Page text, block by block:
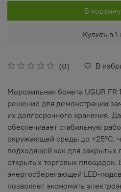
(0) В
В корзину
Купить в 1
Морозильная бонета UGUR FR
решение для демонстрации
их долгосрочного хранения.
обеспечивает стабильную
окружающей среды до +25°C,
подходящей как для закрытых
открытых торговых площадок.
энергосберегающей LED-
позволяет экономить